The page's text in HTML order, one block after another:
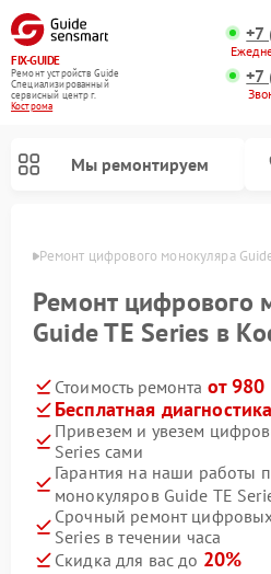
FIX-GUIDE
Ремонт устройств Guide
Специализированный
cервисный центр г.
Кострома
+7
+7
Мы ремонтируем
Ремонт цифрового монокуляра
Ремонт цифрового
Guide TE Series в
Стоимость ремонта от 980
Бесплатная диагностика
Привезем и увезем
Series сами
Гарантия на наши работы
монокуляров Guide TE
Срочный ремонт
Series в течении часа
Скидка для вас до 20%